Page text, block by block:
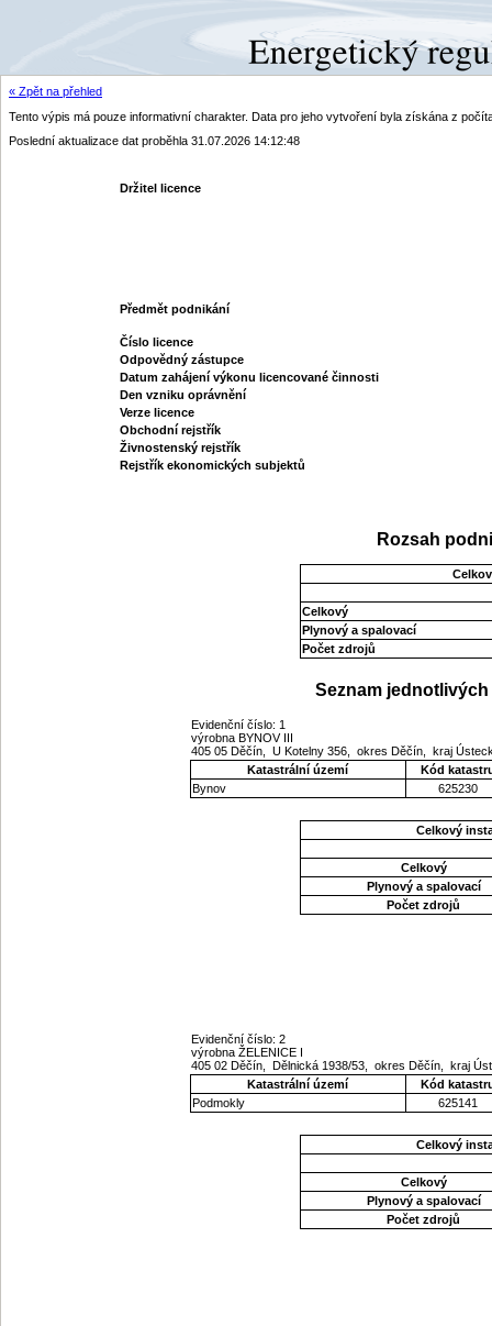
« Zpět na přehled
Tento výpis má pouze informativní charakter. Data pro jeho vytvoření byla získána z
Poslední aktualizace dat proběhla 31.07.2026 14:12:48
Držitel licence
Předmět podnikání
Číslo licence
Odpovědný zástupce
Datum zahájení výkonu licencované činnosti
Den vzniku oprávnění
Verze licence
Obchodní rejstřík
Živnostenský rejstřík
Rejstřík ekonomických subjektů
Rozsah
Celkový
Plynový a spalovací
Počet zdrojů
Seznam
Evidenční číslo: 1
výrobna BYNOV III
405 05 Děčín, U Kotelny 356, okres Děčín, kraj
Katastrální území
Kód
Bynov
625230
Celkový
Celkový
Plynový a spalovací
Počet zdrojů
Evidenční číslo: 2
výrobna ŽELENICE I
405 02 Děčín, Dělnická 1938/53, okres Děčín, kraj
Katastrální území
Kód
Podmokly
625141
Celkový
Celkový
Plynový a spalovací
Počet zdrojů